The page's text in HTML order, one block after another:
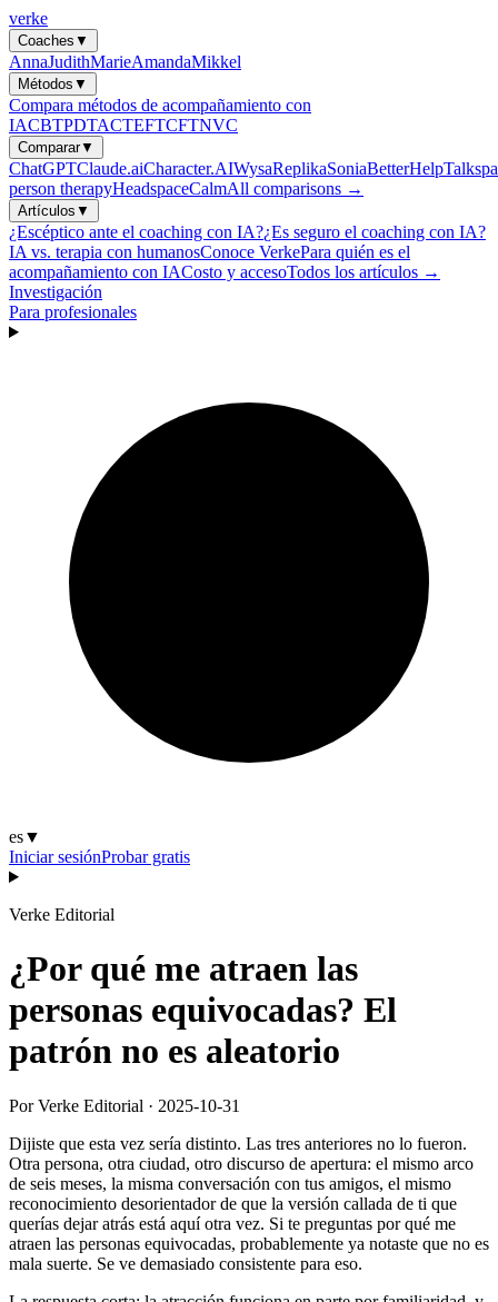
verke
Coaches ▼
AnnaJudithMarieAmandaMikkel
Métodos ▼
Compara métodos de acompañamiento con
IACBTPDTACTEFTCFTNVC
Comparar▼
ChatGPTClaude.aiCharacter.AIWysaReplikaSoniaBetterHelp
person therapyHeadspaceCalmAll comparisons →
Artículos ▼
¿Escéptico ante el coaching con IA?¿Es seguro el coaching con IA?
IA vs. terapia con humanosConoce VerkePara quién es el
acompañamiento con IACosto y accesoTodos los artículos →
Investigación
Para profesionales
es▼
Iniciar sesiónProbar gratis
Verke Editorial
¿Por qué me atraen las
personas equivocadas? El
patrón no es aleatorio
Por Verke Editorial · 2025-10-31
Dijiste que esta vez sería distinto. Las tres anteriores no lo fueron.
Otra persona, otra ciudad, otro discurso de apertura: el mismo arco
de seis meses, la misma conversación con tus amigos, el mismo
reconocimiento desorientador de que la versión callada de ti que
querías dejar atrás está aquí otra vez. Si te preguntas por qué me
atraen las personas equivocadas, probablemente ya notaste que no es
mala suerte. Se ve demasiado consistente para eso.